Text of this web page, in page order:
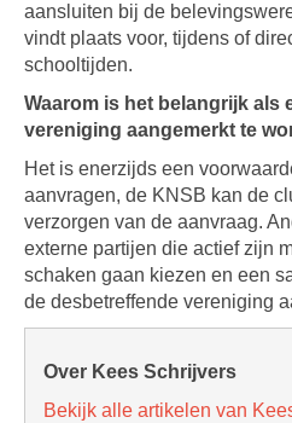
aansluiten bij de
vindt plaats voor, tijdens of
schooltijden.
Waarom is het belangrijk als
vereniging aangemerkt te
Het is enerzijds een
aanvragen, de KNSB kan de
verzorgen van de aanvraag.
externe partijen die actief zijn
schaken gaan kiezen en een
de desbetreffende vereniging
Over Kees Schrijvers
Bekijk alle artikelen van